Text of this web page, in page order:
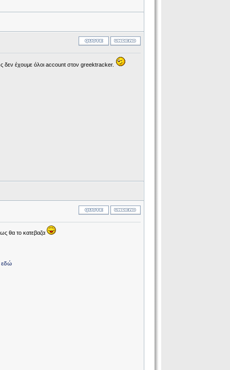
δεν έχουμε όλοι account στον greektracker.
θα το κατεβαζα
εδώ